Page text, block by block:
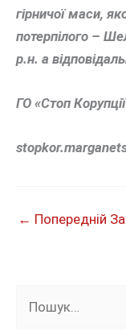
гірничої маси,
потерпілого –
р.н. а
ГО «Стоп
← Попередній